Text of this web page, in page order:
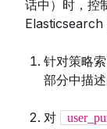
话中）时，控
Elasticsearch
针对策略
部分中描述
对